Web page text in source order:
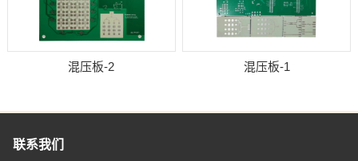
混压板-2 混压板-1
联系我们